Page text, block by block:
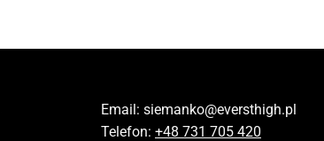
Email: siemanko@eversthigh.pl
Telefon: +48 731 705 420